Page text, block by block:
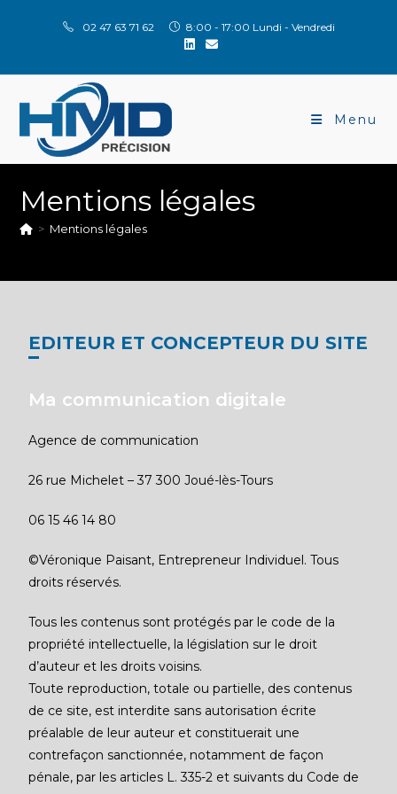
02 47 63 71 62 8:00 - 17:00 Lundi - Vendredi
Menu
Mentions légales
> Mentions légales
EDITEUR ET CONCEPTEUR DU SITE
Ma communication digitale
Agence de communication
26 rue Michelet – 37 300 Joué-lès-Tours
06 15 46 14 80
©Véronique Paisant, Entrepreneur Individuel. Tous
droits réservés.
Tous les contenus sont protégés par le code de la
propriété intellectuelle, la législation sur le droit
d’auteur et les droits voisins.
Toute reproduction, totale ou partielle, des contenus
de ce site, est interdite sans autorisation écrite
préalable de leur auteur et constituerait une
contrefaçon sanctionnée, notamment de façon
pénale, par les articles L. 335-2 et suivants du Code de